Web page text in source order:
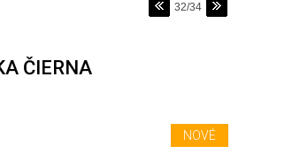
32/34
ČIERNA
NOVÉ